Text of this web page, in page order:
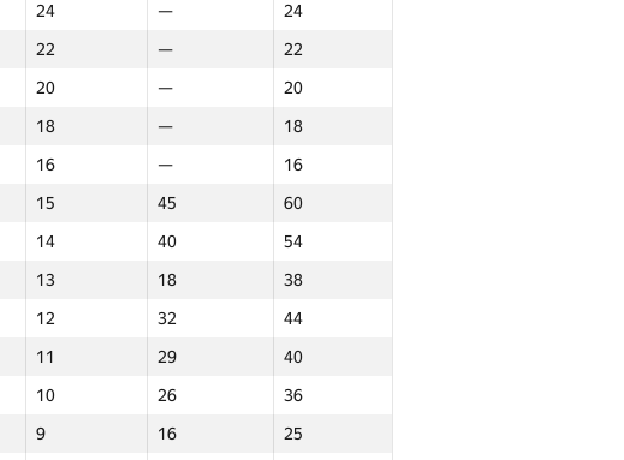
24 —
24
22 —
22
20 —
20
18 —
18
16 —
16
15 45
60
14 40
54
13 18
38
12 32
44
11 29
40
10 26
36
9 16
25
Western Northern Jami